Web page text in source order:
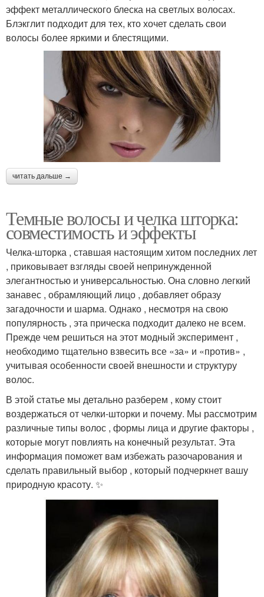
эффект металлического блеска на светлых волосах.
Блэкглит подходит для тех, кто хочет сделать свои
волосы более яркими и блестящими.
читать дальше →
Темные волосы и челка шторка:
совместимость и эффекты
Челка-шторка , ставшая настоящим хитом последних лет
, приковывает взгляды своей непринужденной
элегантностью и универсальностью. Она словно легкий
занавес , обрамляющий лицо , добавляет образу
загадочности и шарма. Однако , несмотря на свою
популярность , эта прическа подходит далеко не всем.
Прежде чем решиться на этот модный эксперимент ,
необходимо тщательно взвесить все «за» и «против» ,
учитывая особенности своей внешности и структуру
волос.
В этой статье мы детально разберем , кому стоит
воздержаться от челки-шторки и почему. Мы рассмотрим
различные типы волос , формы лица и другие факторы ,
которые могут повлиять на конечный результат. Эта
информация поможет вам избежать разочарования и
сделать правильный выбор , который подчеркнет вашу
природную красоту. ✨